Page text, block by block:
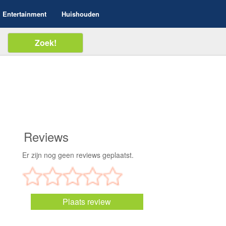
Entertainment Huishouden
Reviews
Er zijn nog geen reviews geplaatst.
Plaats review